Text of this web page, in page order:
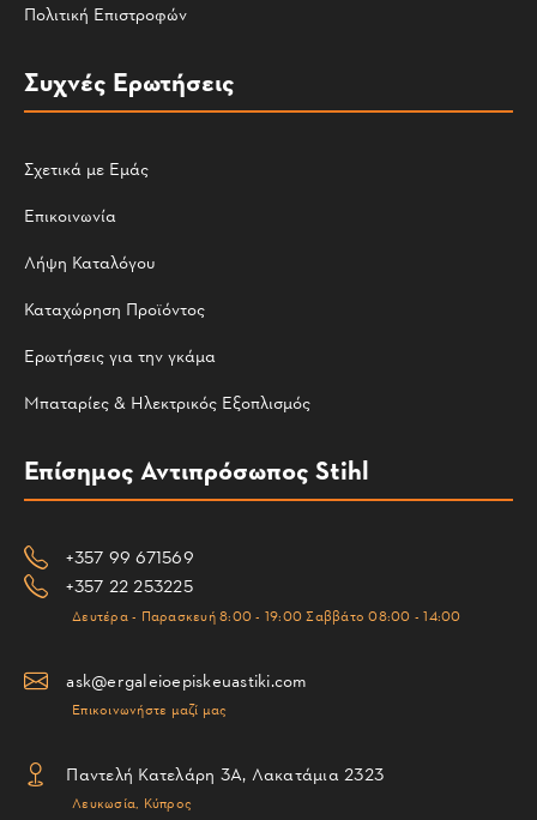
Πολιτική Επιστροφών
Συχνές Ερωτήσεις
Σχετικά με Εμάς
Επικοινωνία
Λήψη Καταλόγου
Καταχώρηση Προϊόντος
Ερωτήσεις για την γκάμα
Μπαταρίες & Ηλεκτρικός Εξοπλισμός
Επίσημος Αντιπρόσωπος Stihl
+357 99 671569
+357 22 253225
Δευτέρα - Παρασκευή 8:00 - 19:00 Σαββάτο 08:00 - 14:00
ask@ergaleioepiskeuastiki.com
Επικοινωνήστε μαζί μας
Παντελή Κατελάρη 3Α, Λακατάμια 2323
Λευκωσία, Κύπρος